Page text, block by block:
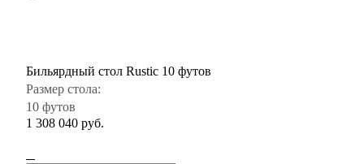
Бильярдный стол Rustic 10 футов
Размер стола:
10 футов
1 308 040 руб.